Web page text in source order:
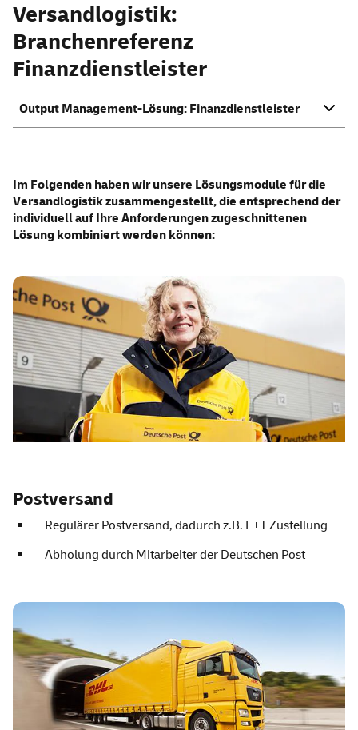
Versandlogistik:
Branchenreferenz
Finanzdienstleister
Output Management-Lösung: Finanzdienstleister
Im Folgenden haben wir unsere Lösungsmodule für die
Versandlogistik zusammengestellt, die entsprechend der
individuell auf Ihre Anforderungen zugeschnittenen
Lösung kombiniert werden können:
Postversand
Regulärer Postversand, dadurch z.B. E+1 Zustellung
Abholung durch Mitarbeiter der Deutschen Post